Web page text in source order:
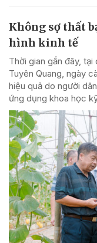
Không sợ thất
hình kinh tế
Thời gian gần đây,
Tuyên Quang, ngày
hiệu quả do người
ứng dụng khoa học